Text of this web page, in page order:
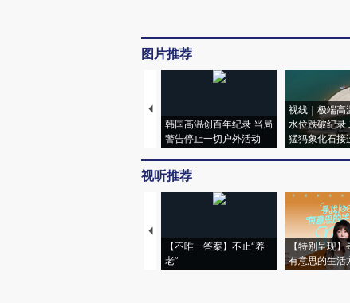
图片推荐
韩国高温创百年纪录 当局
警告停止一切户外活动
视线｜极端高
水位跌破纪录
猛犸象化石接
视听推荐
【不唯一答案】不止“养
老”
【特别呈现
有意思的生活